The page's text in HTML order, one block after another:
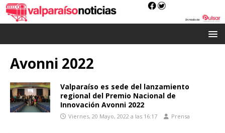
Avonni 2022
Valparaíso es sede del lanzamiento
regional del Premio Nacional de
Innovación Avonni 2022
Viernes, 20 Mayo, 2022 a las 16:17 Prensa